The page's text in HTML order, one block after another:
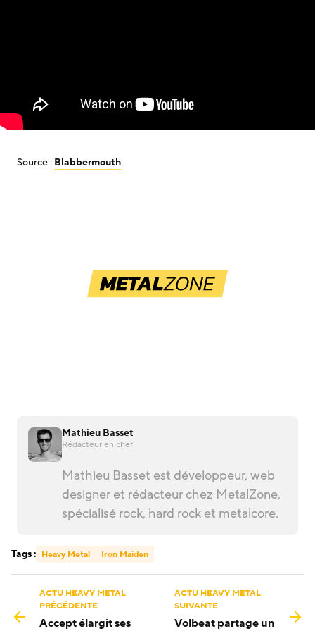
Source : Blabbermouth
Mathieu Basset
Rédacteur en chef
Mathieu Basset est développeur, web
designer et rédacteur chez MetalZone,
spécialisé rock, hard rock et metalcore.
Tags : Heavy Metal Iron Maiden
ACTU HEAVY METAL
PRÉCÉDENTE
Accept élargit ses
ACTU HEAVY METAL
SUIVANTE
Volbeat partage un